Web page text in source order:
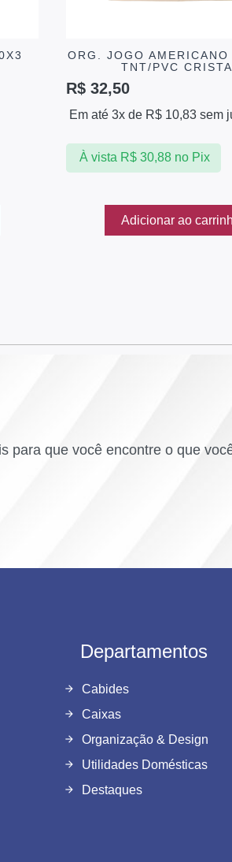
ORG. JOGO AMERICANO
TNT/PVC
R$32,50
Em até 3x de R$10,83sem
À vista R$ 30,88 no Pix
Adicionar ao
para que você encontre o que
Departamentos
Cabides
Caixas
Organização & Design
Utilidades Domésticas
Destaques